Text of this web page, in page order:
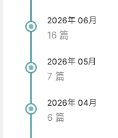
2026年 06月
16 篇
2026年 05月
7 篇
2026年 04月
6 篇